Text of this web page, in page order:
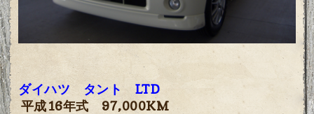
ダイハツ タント LTD
平成16年式 97,000KM